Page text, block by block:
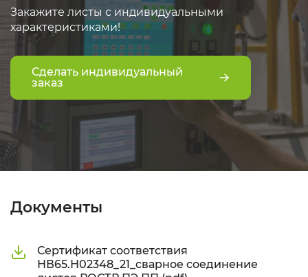
Закажите листы с индивидуальными
характеристиками!
Сделать индивидуальный
заказ
Документы
Сертификат соответствия
НВ65.Н02348_21_сварное соединение